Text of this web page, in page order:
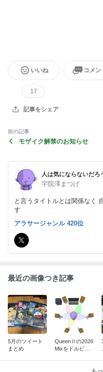
いいね
17
コメン
記事をシェア
前の記事
モザイク解禁のお知らせ
人は気にならないだろ
宇院澤まつげ
と言うタイトルとは関係なく
す
アラサージャンル 420位
最近の画像つき記事
5月のツイート
まとめ
QueenⅡの2026
Mixをドルビー